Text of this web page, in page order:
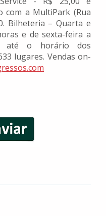
com a MultiPark (Rua
Bilheteria – Quarta e
e de sexta-feira a
até o horário dos
lugares. Vendas on-